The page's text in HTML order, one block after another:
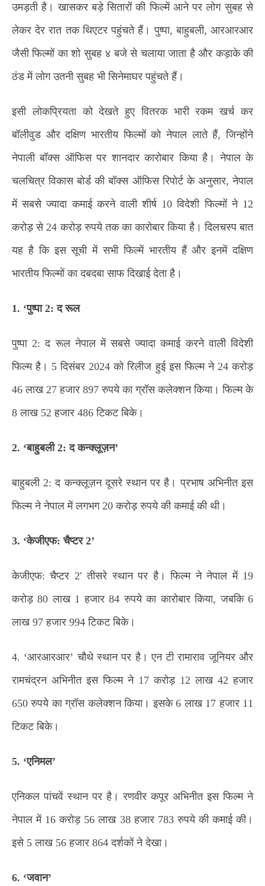
उमड़ती है। खासकर बड़े सितारों की फिल्में आने पर लोग सुबह से
लेकर देर रात तक थिएटर पहुंचते हैं। पुष्पा, बाहुबली, आरआरआर
जैसी फिल्मों का शो सुबह ४ बजे से चलाया जाता है और कड़ाके की
ठंड में लोग उतनी सुबह भी सिनेमाघर पहुंचते हैं।
इसी लोकप्रियता को देखते हुए वितरक भारी रकम खर्च कर
बॉलीवुड और दक्षिण भारतीय फिल्मों को नेपाल लाते हैं, जिन्होंने
नेपाली बॉक्स ऑफिस पर शानदार कारोबार किया है। नेपाल के
चलचित्र विकास बोर्ड की बॉक्स ऑफिस रिपोर्ट के अनुसार, नेपाल
में सबसे ज्यादा कमाई करने वाली शीर्ष 10 विदेशी फिल्मों ने 12
करोड़ से 24 करोड़ रुपये तक का कारोबार किया है। दिलचस्प बात
यह है कि इस सूची में सभी फिल्में भारतीय हैं और इनमें दक्षिण
भारतीय फिल्मों का दबदबा साफ दिखाई देता है।
1. ‘पुष्पा 2: द रूल
पुष्पा 2: द रूल नेपाल में सबसे ज्यादा कमाई करने वाली विदेशी
फिल्म है। 5 दिसंबर 2024 को रिलीज हुई इस फिल्म ने 24 करोड़
46 लाख 27 हजार 897 रुपये का ग्रॉस कलेक्शन किया। फिल्म के
8 लाख 52 हजार 486 टिकट बिके।
2. ‘बाहुबली 2: द कन्क्लूज़न’
बाहुबली 2: द कन्क्लूज़न दूसरे स्थान पर है। प्रभाष अभिनीत इस
फिल्म ने नेपाल में लगभग 20 करोड़ रुपये की कमाई की थी।
3. ‘केजीएफ: चैप्टर 2’
केजीएफ: चैप्टर 2′ तीसरे स्थान पर है। फिल्म ने नेपाल में 19
करोड़ 80 लाख 1 हजार 84 रुपये का कारोबार किया, जबकि 6
लाख 97 हजार 994 टिकट बिके।
4. ‘आरआरआर’ चौथे स्थान पर है। एन टी रामाराव जूनियर और
रामचंद्रन अभिनीत इस फिल्म ने 17 करोड़ 12 लाख 42 हजार
650 रुपये का ग्रॉस कलेक्शन किया। इसके 6 लाख 17 हजार 11
टिकट बिके।
5. ‘एनिमल’
एनिकल पांचवें स्थान पर है। रणवीर कपूर अभिनीत इस फिल्म ने
नेपाल में 16 करोड़ 56 लाख 38 हजार 783 रुपये की कमाई की।
इसे 5 लाख 56 हजार 864 दर्शकों ने देखा।
6. ‘जवान’